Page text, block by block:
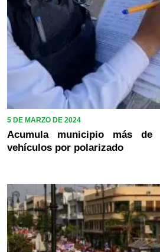
5 DE MARZO DE 2024
Acumula municipio más de
vehículos por polarizado